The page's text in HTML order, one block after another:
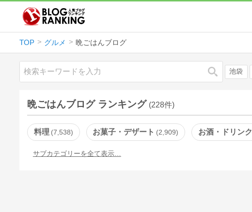
TOP グルメ 晩ごはんブログ
検索 池袋
晩ごはんブログ ランキング (228件)
料理 7,538 お菓子・デザート 2,909 お酒・ドリンク
サブカテゴリーを全て表示…